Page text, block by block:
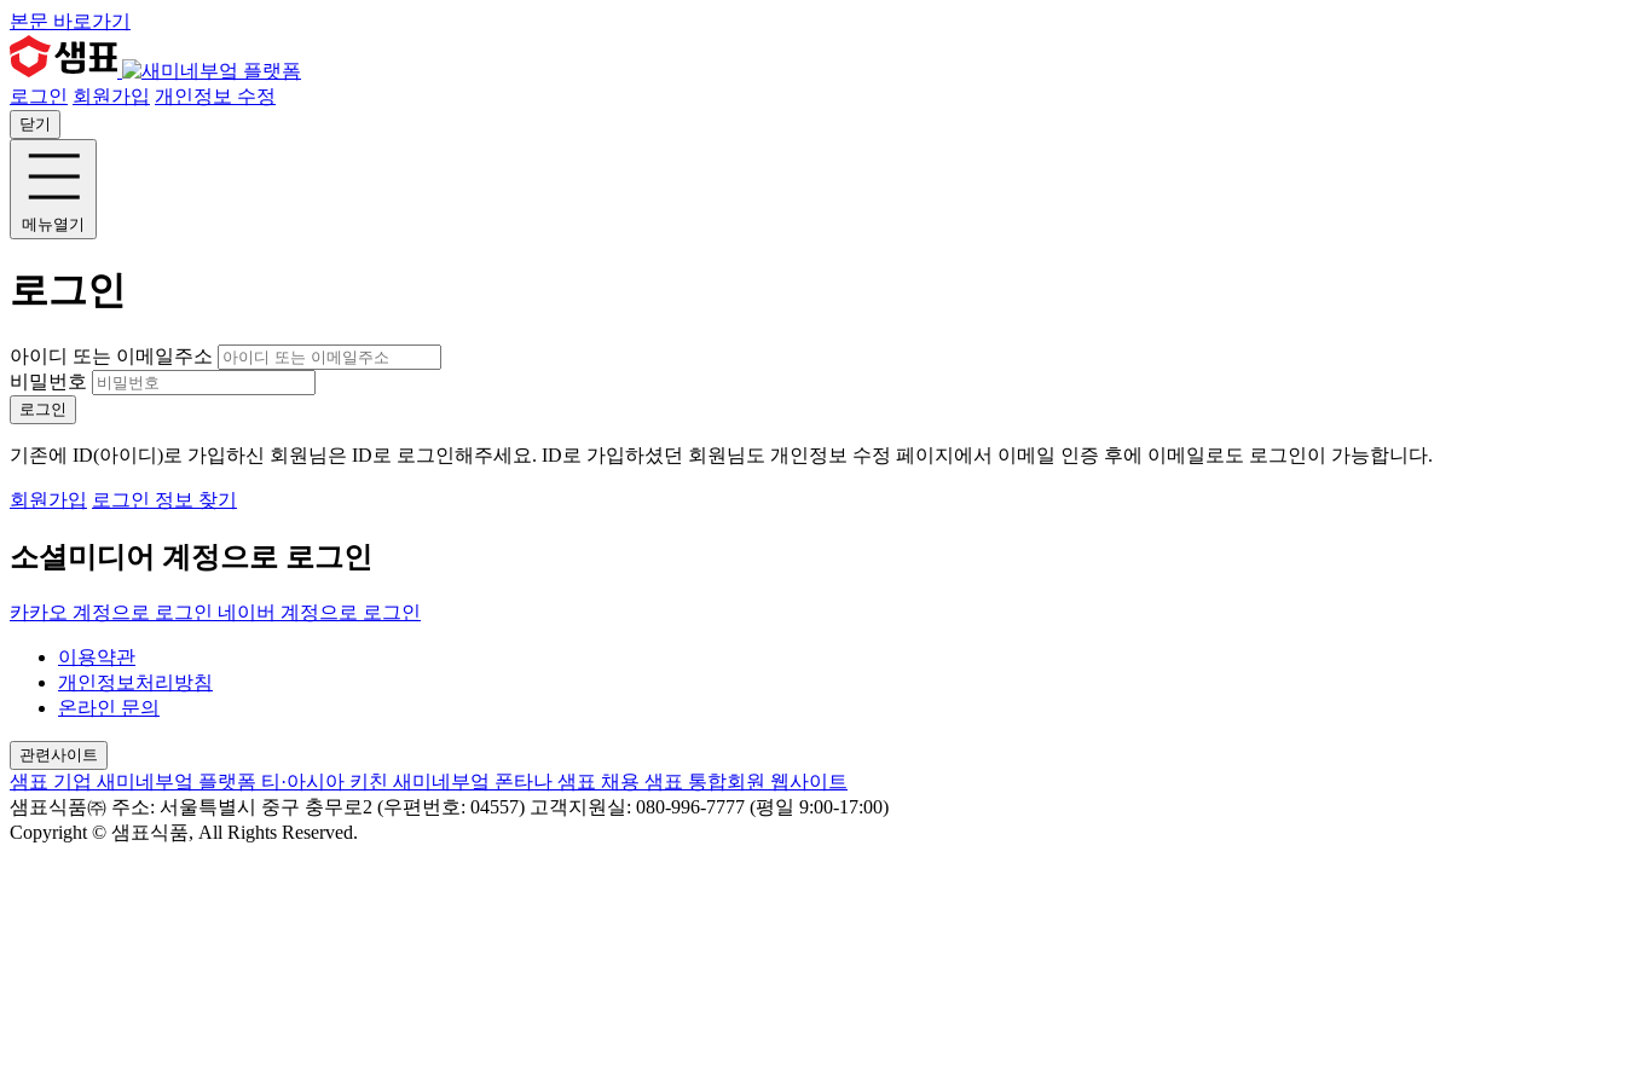
본문 바로가기
로그인 회원가입 개인정보 수정
닫기
메뉴열기
로그인
아이디 또는 이메일주소
비밀번호
로그인
기존에 ID(아이디)로 가입하신 회원님은 ID로 로그인해주세요. ID로 가입하셨던 회원님도 개인정보 수정 페이지에서 이메일 인증 후에 이메일로도 로그인이 가능합니다.
회원가입 로그인 정보 찾기
소셜미디어 계정으로 로그인
카카오 계정으로 로그인 네이버 계정으로 로그인
이용약관
개인정보처리방침
온라인 문의
관련사이트
샘표 기업 새미네부엌 플랫폼 티·아시아 키친 새미네부엌 폰타나 샘표 채용 샘표 통합회원 웹사이트
샘표식품㈜ 주소: 서울특별시 중구 충무로2 (우편번호: 04557) 고객지원실: 080-996-7777 (평일 9:00-17:00)
Copyright © 샘표식품, All Rights Reserved.